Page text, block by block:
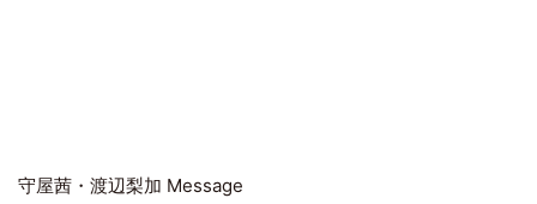
守屋茜・渡辺梨加 Message